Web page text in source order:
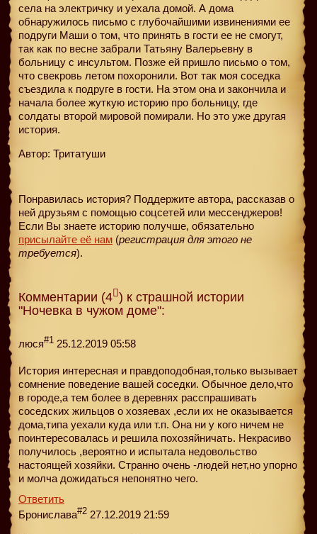
села на электричку и уехала домой. А дома
обнаружилось письмо с глубочайшими извинениями ее
подруги Маши о том, что принять в гости ее не смогут,
так как по весне забрали Татьяну Валерьевну в
больницу с инсультом. Позже ей пришло письмо о том,
что свекровь летом похоронили. Вот так моя соседка
съездила к подруге в гости. На этом она и закончила и
начала более жуткую историю про больницу, где
солдаты второй мировой помирали. Но это уже другая
история.
Автор: Тритатуши
Понравилась история? Поддержите автора, рассказав о
ней друзьям с помощью соцсетей или мессенджеров!
Если Вы знаете историю получше, обязательно
присылайте её нам (регистрация для этого не
требуется).
Комментарии (4 ) к страшной истории
"Ночевка в чужом доме":
люся#1 25.12.2019 05:58
История интересная и правдоподобная,только вызывает
сомнение поведение вашей соседки. Обычное дело,что
в городе,а тем более в деревнях расспрашивать
соседских жильцов о хозяевах ,если их не оказывается
дома,типа уехали куда или т.п. Она ни у кого ничем не
поинтересовалась и решила похозяйничать. Некрасиво
получилось ,вероятно и испытала недовольство
настоящей хозяйки. Странно очень -людей нет,но упорно
и молча дожидаться непонятно чего.
Ответить
Бронислава#2 27.12.2019 21:59